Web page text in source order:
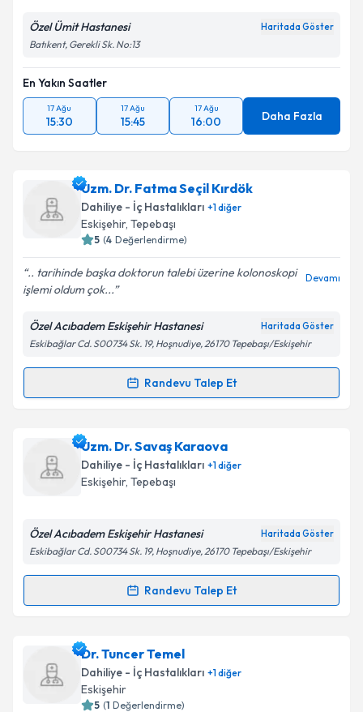
Kişisel verilerimin işlenmesine ilişkin
Aydınlatma
Metni'ni okudum ve kişisel verilerimin belirtilen
Takvim Talebini Gönder
Özel Ümit Hastanesi Haritada Göster
Batıkent, Gerekli Sk. No:13
En Yakın Saatler
17 Ağu
15:30
17 Ağu
15:45
17 Ağu
16:00 Daha Fazla
Uzm. Dr. Fatma Seçil Kırdök
Dahiliye - İç Hastalıkları +1diğer
Eskişehir, Tepebaşı
5 (4 Değerlendirme)
.. tarihinde başka doktorun talebi üzerine kolonoskopi
işlemi oldum çok...
Devamı
Özel Acıbadem Eskişehir Hastanesi Haritada Göster
Eskibağlar Cd. S00734 Sk. 19, Hoşnudiye, 26170 Tepebaşı/Eskişehir
Randevu Talep Et
Randevu Takvimi Talebi
Uzm. Dr. Fatma Seçil Kırdökiçin randevu takvimi
talebi oluşturun. Size bu uzmandan randevu almanız
için bir takvim hazırlandığında e-posta ile
bilgilendireceğiz.
Kişisel verilerimin işlenmesine ilişkinAydınlatma
kapsamda işlenmesini kabul ediyorum.
Takvim Talebini Gönder
Uzm. Dr. Savaş Karaova
Dahiliye - İç Hastalıkları +1diğer
Eskişehir, Tepebaşı
Özel Acıbadem Eskişehir Hastanesi Haritada Göster
Eskibağlar Cd. S00734 Sk. 19, Hoşnudiye, 26170 Tepebaşı/Eskişehir
Randevu Talep Et
Randevu Takvimi Talebi
Uzm. Dr. Savaş Karaova
oluşturun. Size bu uzmandan randevu almanız için bir
takvim hazırlandığında e-posta ile bilgilendireceğiz.
Dr. Tuncer Temel
Dahiliye - İç Hastalıkları +1diğer
Eskişehir
5 (1 Değerlendirme)